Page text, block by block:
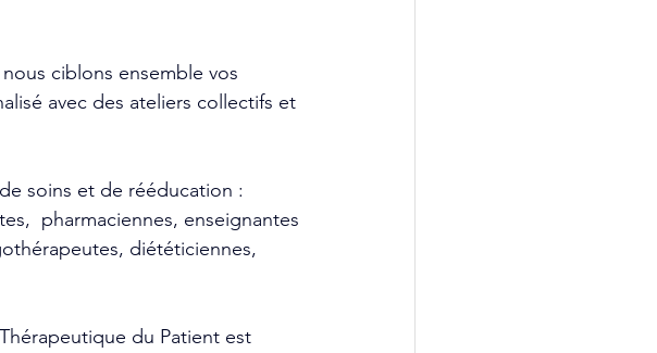
ciblons ensemble vos
avec des ateliers collectifs et
soins et de rééducation :
pharmaciennes, enseignantes
diététiciennes,
du Patient est